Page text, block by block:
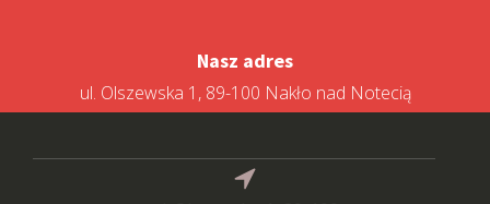
Nasz adres
ul. Olszewska 1, 89-100 Nakło nad Notecią